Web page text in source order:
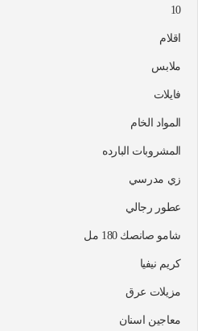
10
اقلام
ملابس
فايلات
المواد الخام
المشروبات البارده
زي مدرسي
عطور رجالي
شامو صانصك 180 مل
كريم نيفيا
مزيلات عرق
معاجين اسنان